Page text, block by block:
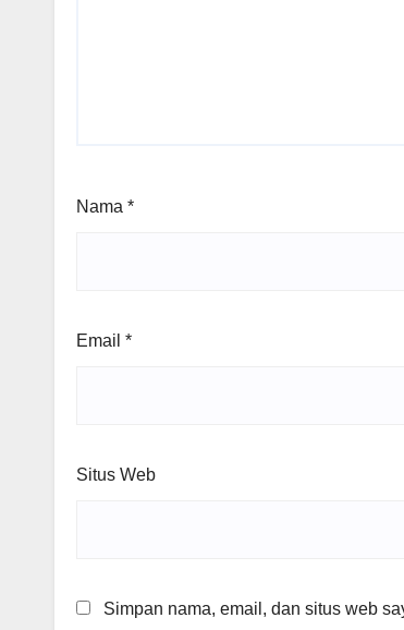
Nama *
Email *
Situs Web
Simpan nama, email, dan situs web